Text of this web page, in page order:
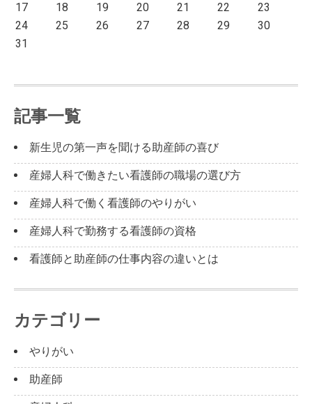
17
18 19 20 21 22
23
24
25 26 27 28 29
30
31
記事一覧
新生児の第一声を聞ける助産師の喜び
産婦人科で働きたい看護師の職場の選び方
産婦人科で働く看護師のやりがい
産婦人科で勤務する看護師の資格
看護師と助産師の仕事内容の違いとは
カテゴリー
やりがい
助産師